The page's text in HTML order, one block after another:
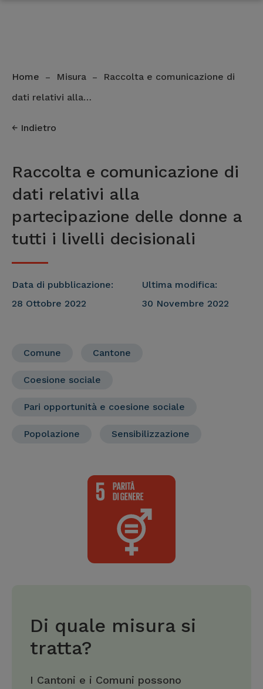
Home – Misura –
Raccolta e comunicazione di
dati relativi alla…
Indietro
Raccolta e comunicazione di
dati relativi alla
partecipazione delle donne a
tutti i livelli decisionali
Data di pubblicazione:
28 Ottobre 2022
Ultima modifica:
30 Novembre 2022
Comune Cantone
Coesione sociale
Pari opportunità e coesione sociale
Popolazione Sensibilizzazione
Di quale misura si
tratta?
I Cantoni e i Comuni possono